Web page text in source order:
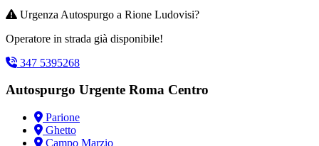
Urgenza Autospurgo a Rione Ludovisi?
Operatore in strada già disponibile!
347 5395268
Autospurgo Urgente Roma Centro
Parione
Ghetto
Campo Marzio